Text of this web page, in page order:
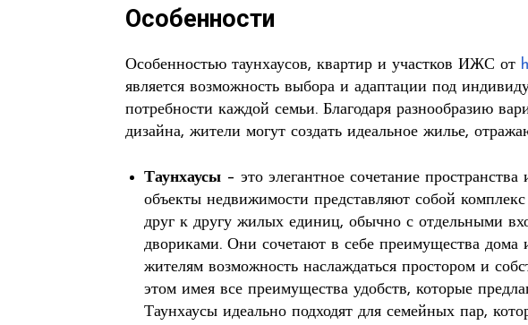
Особенности
Особенностью таунхаусов, квартир и участков ИЖС от
является возможность выбора и адаптации под
потребности каждой семьи. Благодаря разнообразию
дизайна, жители могут создать идеальное жилье,
Таунхаусы – это элегантное сочетание
объекты недвижимости представляют собой
друг к другу жилых единиц, обычно с отдельными
двориками. Они сочетают в себе преимущества дома
жителям возможность наслаждаться простором и
этом имея все преимущества удобств, которые
Таунхаусы идеально подходят для семейных пар,